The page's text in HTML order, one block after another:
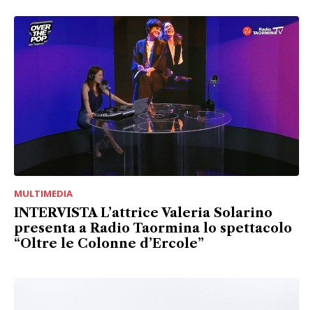
MULTIMEDIA
INTERVISTA L’attrice Valeria Solarino
presenta a Radio Taormina lo spettacolo
“Oltre le Colonne d’Ercole”